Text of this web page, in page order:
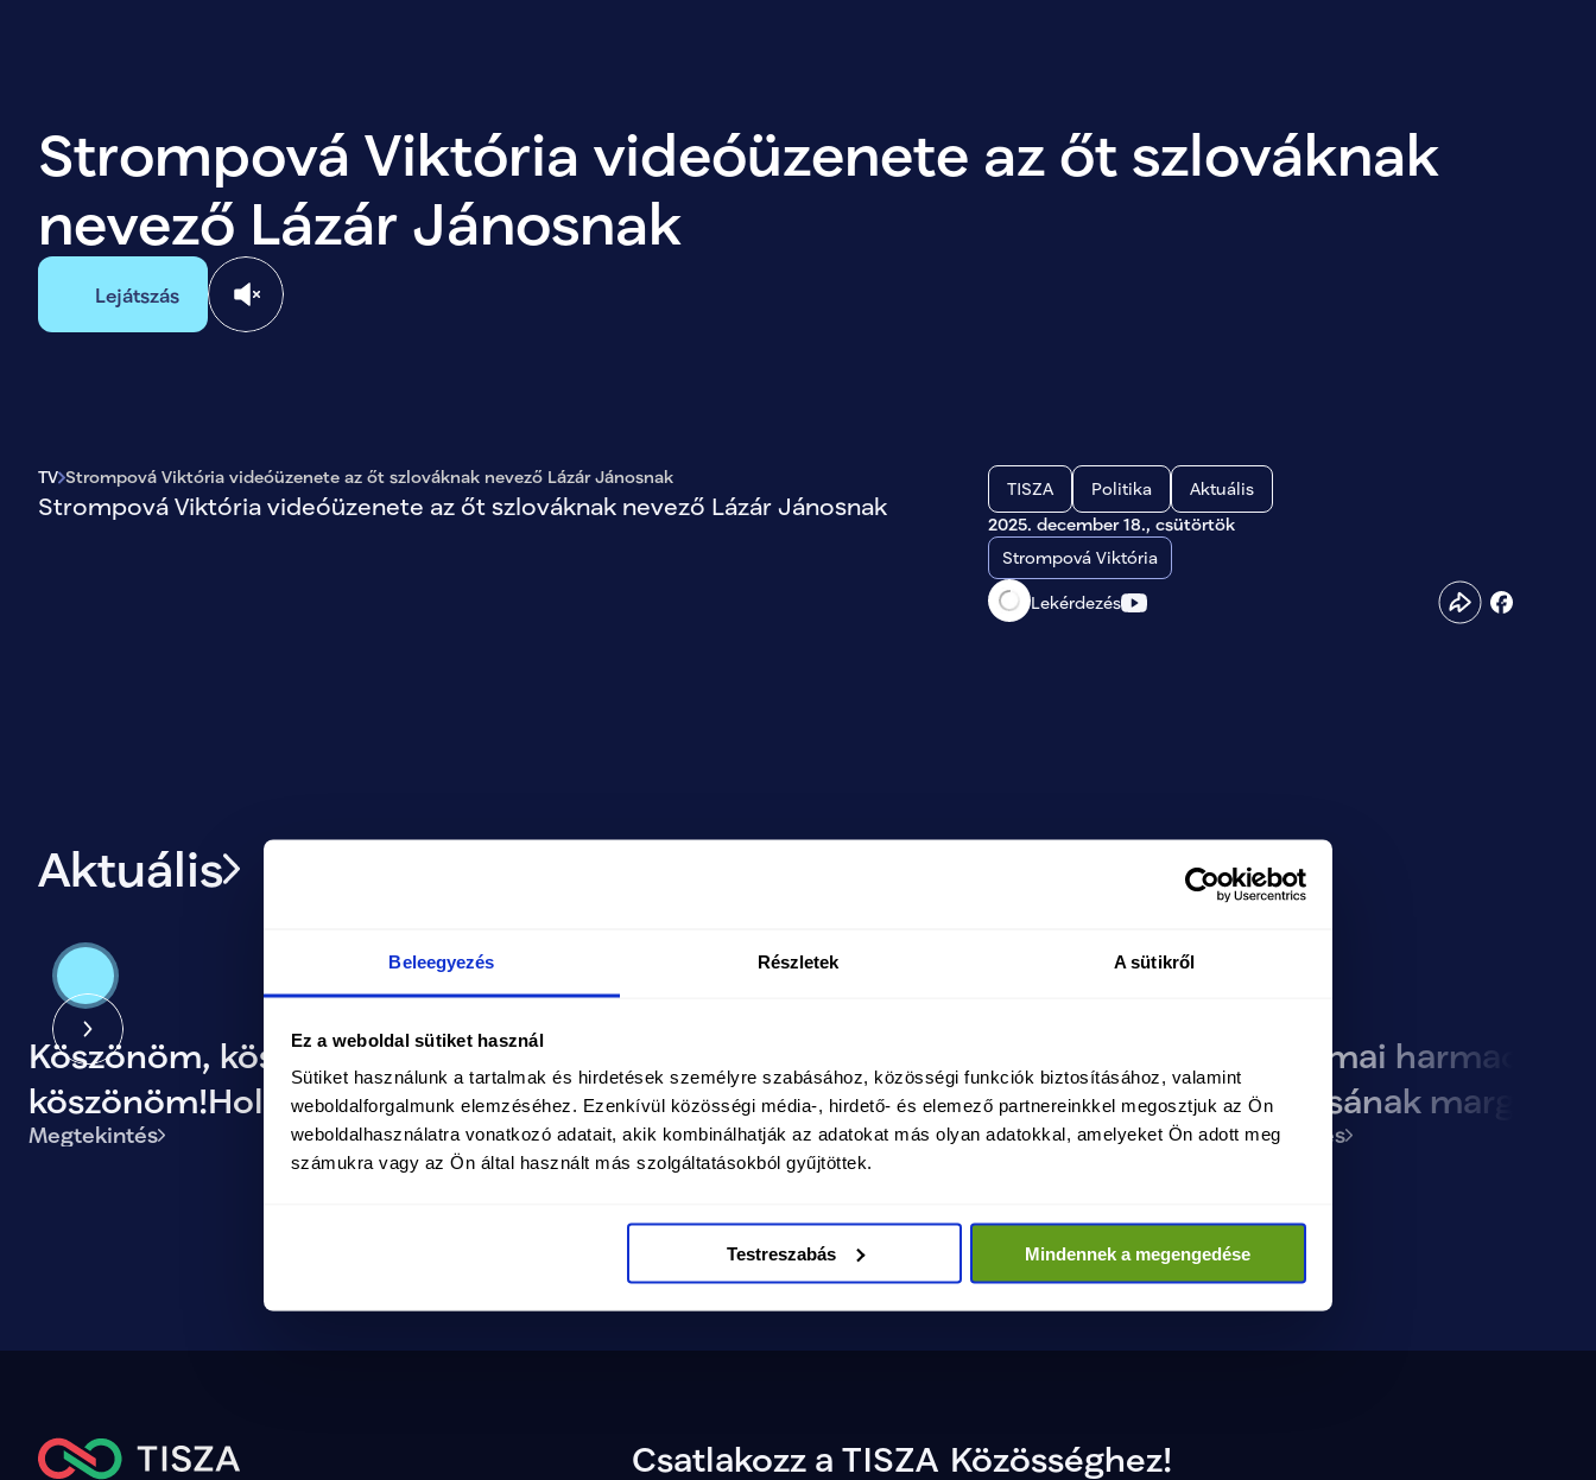
Beleegyezés Részletek A sütikről
Ez a weboldal sütiket használ
Sütiket használunk a tartalmak és hirdetések személyre szabásához, közösségi funkciók biztosításához, valamint
weboldalforgalmunk elemzéséhez. Ezenkívül közösségi média-, hirdető- és elemező partnereinkkel megosztjuk az Ön
weboldalhasználatra vonatkozó adatait, akik kombinálhatják az adatokat más olyan adatokkal, amelyeket Ön adott meg
számukra vagy az Ön által használt más szolgáltatásokból gyűjtöttek.
Testreszabás Mindennek a megengedése
Strompová Viktória videóüzenete az őt szlováknak
nevező Lázár Jánosnak
Lejátszás
TV Strompová Viktória videóüzenete az őt szlováknak nevező Lázár Jánosnak
Strompová Viktória videóüzenete az őt szlováknak nevező Lázár Jánosnak
TISZA Politika
Aktuális
2025. december 18., csütörtök
Strompová Viktória
Lekérdezés
Aktuális
Köszönöm, köszönöm,
köszönöm!Holnap közösen
történelmet írunk!
Megtekintés
béke, biztonság és fejlődés lesz
Magyarországon.
Megtekintés
Orbán mai
előadásának margójára
Megtekintés
Csatlakozz a TISZA Közösséghez!